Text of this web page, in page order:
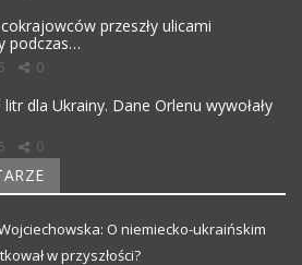
przeszły ulicami
podczas…
0
litr dla Ukrainy. Dane Orlenu wywołały
0
O niemiecko-ukraińskim
w przyszłości?